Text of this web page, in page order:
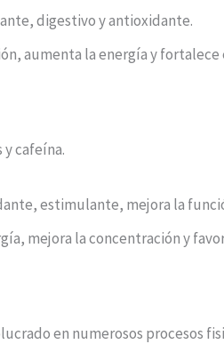
digestivo y antioxidante.
aumenta la energía y
cafeína.
estimulante, mejora la
mejora la concentración y
en numerosos procesos